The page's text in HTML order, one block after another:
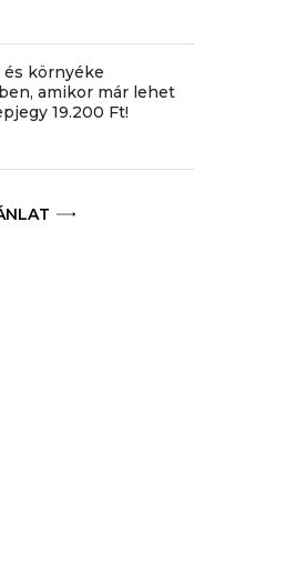
és környéke
amikor már lehet
19.200 Ft!